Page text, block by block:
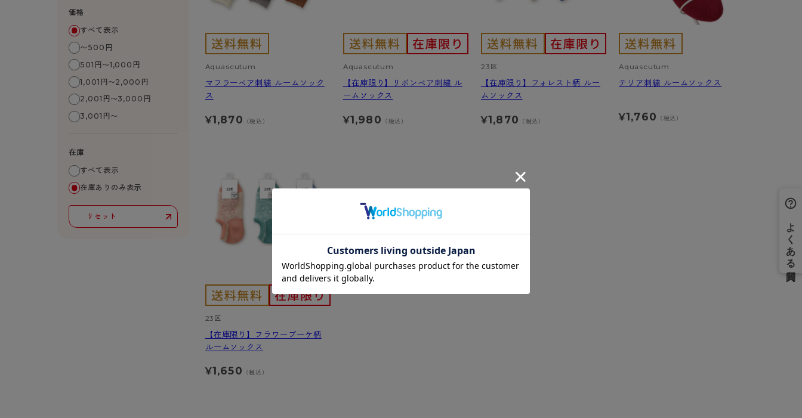
- 柄タイツ
- ひざ下丈タイツ
- 着圧タイツ
ソックス・靴下
レギンス・スパッツ
- タンクトップ
- カップ付きインナー
レッグウエア
ソックス・靴下
スニーカー丈・くるぶし丈ソックス
ハイソックス
メンズパンツ
肌着・インナー
ライフスタイルウェア
ボトムス
レッグウエア
タイツ
クルー・レギュラー丈ソックス
スニーカー丈・くるぶし丈ソックス
ハイソックス
ブラジャー
ショーツ
レギュラーショーツ
サニタリーショーツ
ボクサー
カテゴリ一覧へ
ブランド一覧へ
- 無地タイツ
- 柄タイツ
- ひざ下丈タイツ
- 着圧タイツ
ソックス・靴下
レギンス・スパッツ
- レギュラーショーツ
- サニタリーショーツ
- ガードル・補正ショーツ
- 長袖（七分袖以上）
- タンクトップ
- カップ付きインナー
アクティブ・スポーツ
- スポーツブラ
- スポーツトップス
- スポーツボトムス
雑貨・小物
スニーカー丈・くるぶし丈ソックス
ハイソックス
ボクサー
トランクス
Tバック・ビキニ
肌着・インナー
ボトムス
トップス
ルームウェア・パジャマ
クルー・レギュラー丈ソックス
スニーカー丈・くるぶし丈ソックス
ハイソックス
スクールソックス
ノンワイヤーブラ
ワイヤーブラ
スポーツブラ
ショーツ
レギュラーショーツ
サニタリーショーツ
ボクサー
Atsugi COLORS
スクールタイム
みんなの、みんなの。
ハイジュニ
はじめての方へ
よくある質問（FAQ）
お支払い方法について
配送方法について
返品・交換について
価格
すべて表示
〜500円
501円〜1,000円
1,001円〜2,000円
2,001円〜3,000円
3,001円〜
在庫
すべて表示
在庫ありのみ表示
リセット
Aquascutum
マフラーベア刺繍 ルームソック
ス
¥1,870 （税込）
Aquascutum
【在庫限り】リボンベア刺繍 ル
ームソックス
¥1,980 （税込）
23区
【在庫限り】フォレスト柄 ルー
ムソックス
¥1,870 （税込）
Aquascutum
テリア刺繍 ルームソックス
¥1,760 （税込）
23区
【在庫限り】フラワーブーケ柄
ルームソックス
¥1,650 （税込）